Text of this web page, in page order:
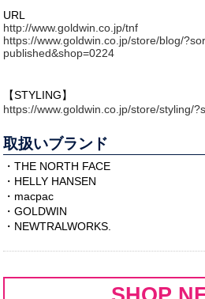
URL
http://www.goldwin.co.jp/tnf
https://www.goldwin.co.jp/store/blog/
published&shop=0224
【STYLING】
https://www.goldwin.co.jp/store/styling/
取扱いブランド
・THE NORTH FACE
・HELLY HANSEN
・macpac
・GOLDWIN
・NEWTRALWORKS.